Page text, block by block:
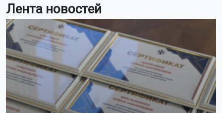
Лента новостей